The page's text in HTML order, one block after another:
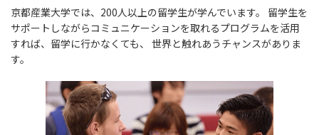
京都産業大学では、200人以上の留学生が学んでいます。
留学生を
サポートしながらコミュニケーションを取れるプログラムを活用
すれば、留学に行かなくても、 世界と触れあうチャンスがありま
す。